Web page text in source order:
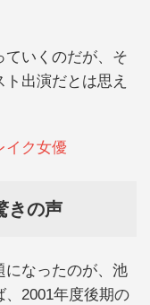
いくのだが、そ
出演だとは思え
イク女優
きの声
なったのが、池
2001年度後期の